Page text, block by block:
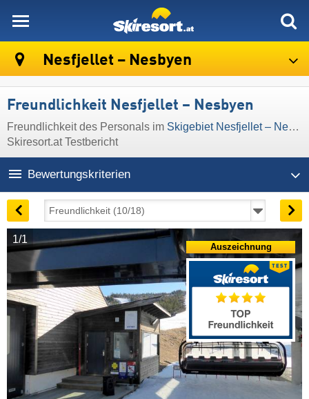
Nesfjellet – Nesbyen
Freundlichkeit Nesfjellet – Nesbyen
Freundlichkeit des Personals im Skigebiet Nesfjellet – Nesbyen
Skiresort.at Testbericht
Bewertungskriterien
1/1
Auszeichnung